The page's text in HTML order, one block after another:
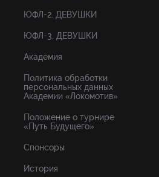
ЮФЛ-2. ДЕВУШКИ
ЮФЛ-3. ДЕВУШКИ
Академия
Политика обработки
персональных данных
Академии «Локомотив»
Положение о турнире
«Путь Будущего»
Спонсоры
История